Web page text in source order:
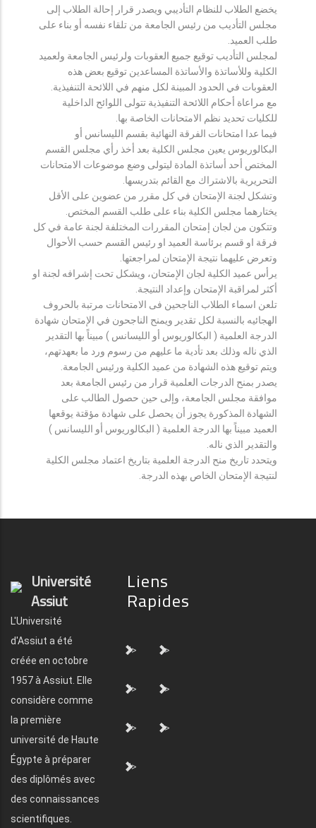
يخضع الطلاب للنظام التأديبي ويصدر قرار إحالة الطلاب إلى
مجلس التأديب من رئيس الجامعة من تلقاء نفسه أو بناء على
طلب العميد.
لمجلس التأديب توقيع جميع العقوبات ولرئيس الجامعة ولعميد
الكلية وللأساتذة والأساتذة المساعدين توقيع بعض هذه
العقوبات في الحدود المبينة لكل منهم في اللائحة التنفيذية.
مع مراعاة أحكام اللائحة التنفيذية تتولى اللوائح الداخلية
للكليات تحديد نظم الامتحانات الخاصة بها.
فيما عدا امتحانات الفرقة النهائية بقسم الليسانس أو
البكالوريوس يعين مجلس الكلية بعد أخذ رأي مجلس القسم
المختص أحد أساتذة المادة ليتولى وضع موضوعات الامتحانات
التحريرية بالاشتراك مع القائم بتدريسها.
وتشكل لجنة الإمتحان في كل مقرر من عضوين على الأقل
يختارهما مجلس الكلية بناء على طلب القسم المختص.
وتتكون من لجان إمتحان المقررات المختلفة لجنة عامة في كل
فرقة او قسم برئاسة العميد او رئيس القسم حسب الأحوال
وتعرض عليهما نتيجة الإمتحان لمراجعتها.
يرأس عميد الكلية لجان الإمتحان، ويشكل تحت إشرافه لجنة او
أكثر لمراقبة الإمتحان وإعداد النتيجة.
تلعن اسماء الطلاب الناجحين فى الامتحانات مرتبة بالحروف
الهجائيه بالنسبة لكل تقدير ويمنح الناجحون في الإمتحان شهادة
الدرجة العلمية ( البكالوريوس أو الليسانس ) مبيناً بها التقدير
الذي ناله وذلك بعد تأدية ما عليهم من رسوم ورد ما بعهدتهم،
ويتم توقيع هذه الشهادة من عميد الكلية ورئيس الجامعة.
يصدر بمنح الدرجات العلمية قرار من رئيس الجامعة بعد
موافقة مجلس الجامعة، وإلى حين حصول الطالب على
الشهادة المذكورة يجوز أن يحصل على شهادة مؤقتة يوقعها
العميد مبيناً بها الدرجة العلمية ( البكالوريوس أو الليسانس )
والتقدير الذي ناله.
ويتحدد تاريخ منح الدرجة العلمية بتاريخ اعتماد مجلس الكلية
لنتيجة الإمتحان الخاص بهذه الدرجة.
Université
Assiut
L'Université
d'Assiut a été
créée en octobre
1957 à Assiut. Elle
considère comme
la première
université de Haute
Égypte à préparer
des diplômés avec
des connaissances
scientifiques.
Liens
Rapides
"> ">
"> ">
"> ">
">